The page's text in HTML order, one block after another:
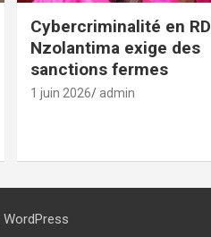
Cybercriminalité en
Nzolantima exige des
sanctions fermes
1 juin 2026 admin
WordPress